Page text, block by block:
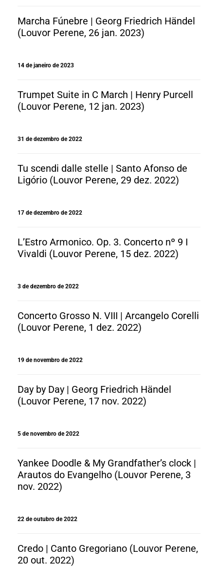
Marcha Fúnebre | Georg Friedrich Händel
(Louvor Perene, 26 jan. 2023)
14 de janeiro de 2023
Trumpet Suite in C March | Henry Purcell
(Louvor Perene, 12 jan. 2023)
31 de dezembro de 2022
Tu scendi dalle stelle | Santo Afonso de
Ligório (Louvor Perene, 29 dez. 2022)
17 de dezembro de 2022
L’Estro Armonico. Op. 3. Concerto nº 9 I
Vivaldi (Louvor Perene, 15 dez. 2022)
3 de dezembro de 2022
Concerto Grosso N. VIII | Arcangelo Corelli
(Louvor Perene, 1 dez. 2022)
19 de novembro de 2022
Day by Day | Georg Friedrich Händel
(Louvor Perene, 17 nov. 2022)
5 de novembro de 2022
Yankee Doodle & My Grandfather’s clock |
Arautos do Evangelho (Louvor Perene, 3
nov. 2022)
22 de outubro de 2022
Credo | Canto Gregoriano (Louvor Perene,
20 out. 2022)